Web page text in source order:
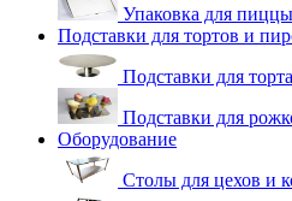
Упаковка для
Подставки для тортов и
Подставки для
Подставки для
Оборудование
Столы для цехов и